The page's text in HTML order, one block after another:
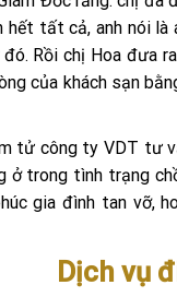
tất cả, anh nói là
Rồi chị Hoa đưa
của khách sạn
tử công ty VDT tư
ở trong tình trạng
gia đình tan vỡ,
Dịch vụ